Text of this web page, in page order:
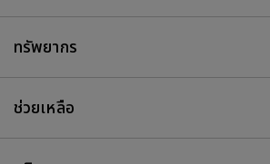
ทรัพยากร
ช่วยเหลือ